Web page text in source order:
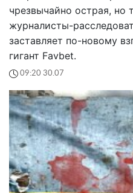
чрезвычайно острая, но
журналисты-
заставляет по-новому
гигант Favbet.
09:20 30.07